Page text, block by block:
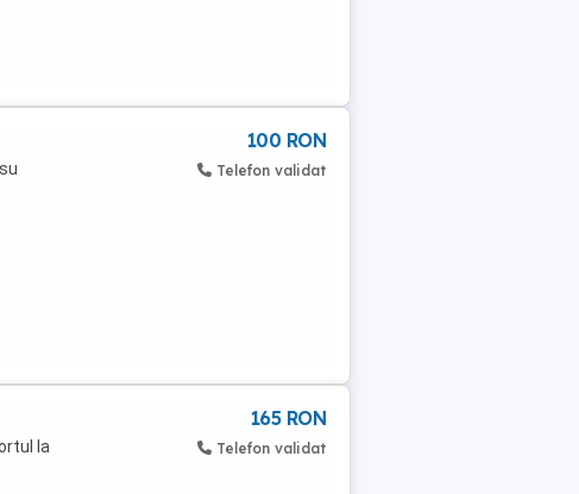
100 RON
Telefon validat
la
165 RON
Telefon validat